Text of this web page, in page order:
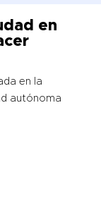
en
en la
autónoma